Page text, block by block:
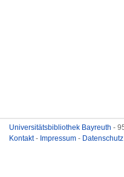
Universitätsbibliothek Bayreuth -
Kontakt- Impressum - Datenschutz